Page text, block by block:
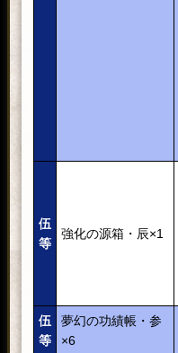
伍
等
強化の源箱・辰×1
伍
等
夢幻の功績帳・参
×6